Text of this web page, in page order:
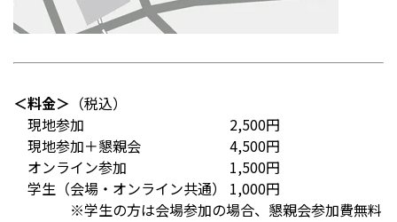
＜料金＞ （税込）
現地参加 2,500円
現地参加＋懇親会 4,500円
オンライン参加 1,500円
学生（会場・オンライン共通） 1,000円
※学生の方は会場参加の場合、懇親会参加費無料